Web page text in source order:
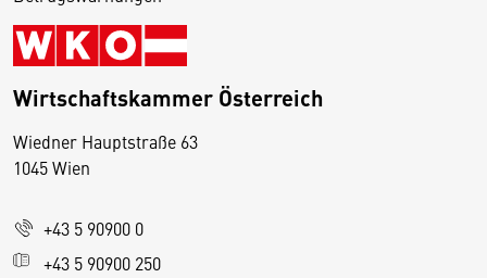
Wirtschaftskammer Österreich
Wiedner Hauptstraße 63
1045 Wien
+43 5 90900 0
+43 5 90900 250
D
s
e